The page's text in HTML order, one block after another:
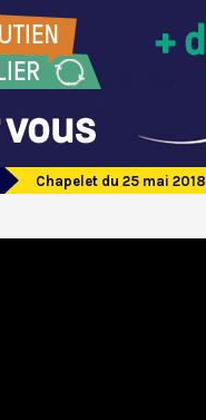
Chapelet du 25 mai 2018